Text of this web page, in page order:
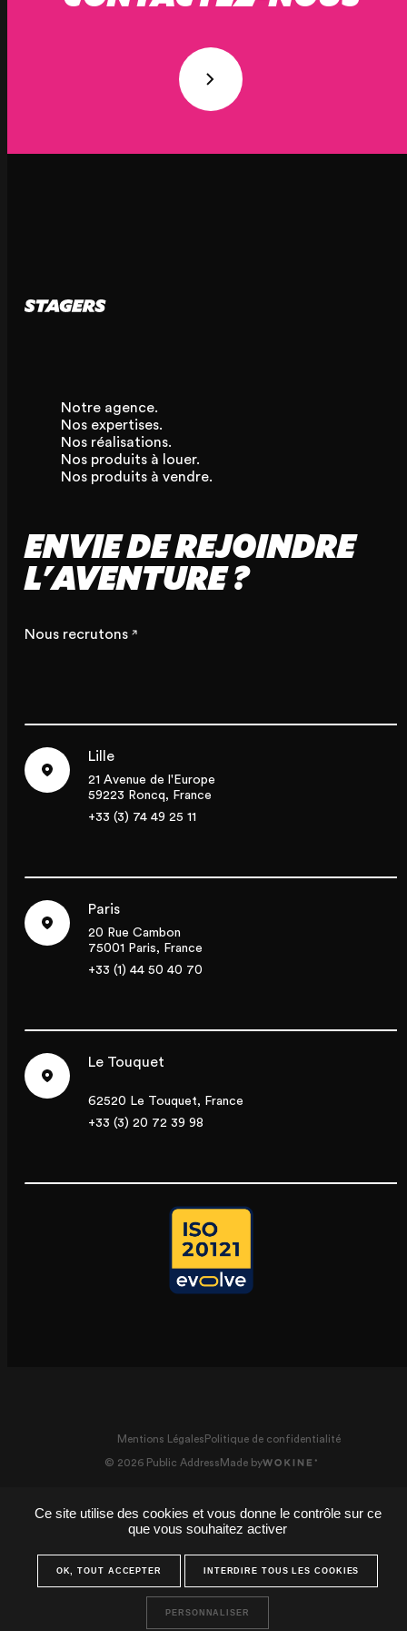
Notre agence.
Nos expertises.
Nos réalisations.
Nos produits à louer.
Nos produits à vendre.
ENVIE DE REJOINDRE
L'AVENTURE ?
Nous recrutons
Lille
21 Avenue de l'Europe
59223 Roncq, France
+33 (3) 74 49 25 11
Paris
20 Rue Cambon
75001 Paris, France
+33 (1) 44 50 40 70
Le Touquet
62520 Le Touquet, France
+33 (3) 20 72 39 98
Mentions Légales Politique de confidentialité
© 2026 Public Address Made by
événementielle
mariage
Ce site utilise des cookies et vous donne le contrôle sur ce
que vous souhaitez activer
OK, TOUT ACCEPTER INTERDIRE TOUS LES COOKIES
PERSONNALISER